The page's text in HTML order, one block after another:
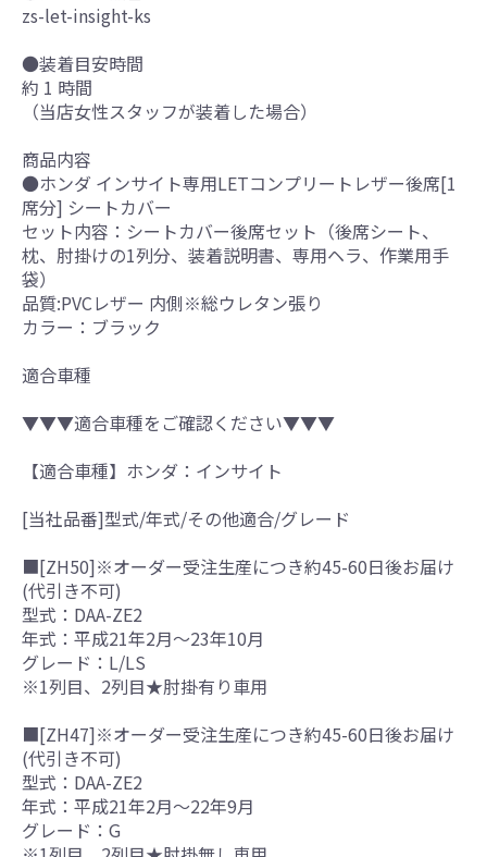
zs-let-insight-ks
●装着目安時間
約 1 時間
（当店女性スタッフが装着した場合）
商品内容
●ホンダ インサイト専用LETコンプリートレザー後席[1
席分] シートカバー
セット内容：シートカバー後席セット（後席シート、
枕、肘掛けの1列分、装着説明書、専用ヘラ、作業用手
袋）
品質:PVCレザー 内側※総ウレタン張り
カラー：ブラック
適合車種
▼▼▼適合車種をご確認ください▼▼▼
【適合車種】ホンダ：インサイト
[当社品番]型式/年式/その他適合/グレード
■[ZH50]※オーダー受注生産につき約45-60日後お届け
(代引き不可)
型式：DAA-ZE2
年式：平成21年2月～23年10月
グレード：L/LS
※1列目、2列目★肘掛有り車用
■[ZH47]※オーダー受注生産につき約45-60日後お届け
(代引き不可)
型式：DAA-ZE2
年式：平成21年2月～22年9月
グレード：G